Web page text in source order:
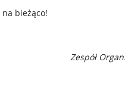
na bieżąco!
Zespół